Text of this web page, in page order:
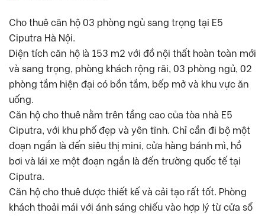
Cho thuê căn hộ 03 phòng ngủ sang trọng tại E5
Ciputra Hà Nội.
Diện tích căn hộ là 153 m2 với đồ nội thất hoàn toàn mới
và sang trọng, phòng khách rộng rãi, 03 phòng ngủ, 02
phòng tắm hiện đại có bồn tắm, bếp mở và khu vực ăn
uống.
Căn hộ cho thuê nằm trên tầng cao của tòa nhà E5
Ciputra, với khu phố đẹp và yên tĩnh. Chỉ cần đi bộ một
đoạn ngắn là đến siêu thị mini, cửa hàng bánh mì, hồ
bơi và lái xe một đoạn ngắn là đến trường quốc tế tại
Ciputra.
Căn hộ cho thuê được thiết kế và cải tạo rất tốt. Phòng
khách thoải mái với ánh sáng chiếu vào hợp lý từ cửa sổ